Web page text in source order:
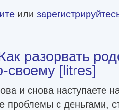
методика по
или
разорвать
своему [litres]
и снова наступаете
проблемы с деньгами,